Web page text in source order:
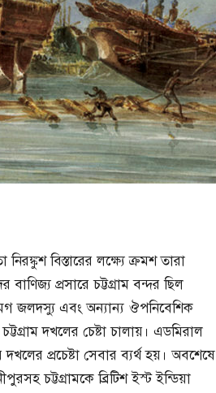
বিস্তারের লক্ষ্যে ক্রমশ তারা
বাণিজ্য প্রসারে চট্টগ্রাম বন্দর ছিল
মগ জলদস্যু এবং অন্যান্য ঔপনিবেশিক
দখলের চেষ্টা চালায়। এডমিরাল
প্রচেষ্টা সেবার ব্যর্থ হয়। অবশেষে
চট্টগ্রামকে ব্রিটিশ ইস্ট ইন্ডিয়া